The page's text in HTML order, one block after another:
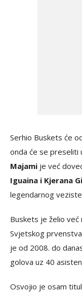
Serhio Buskets će
onda će se preseliti
Majami je već
Iguaina i Kjerana
legendarnog
Buskets je želio već
Svjetskog
je od 2008. do
golova uz 40
Osvojio je osam